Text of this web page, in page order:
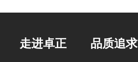
走进卓正 品质追求